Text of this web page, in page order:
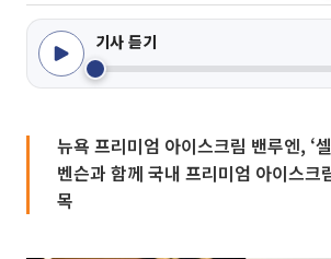
기사 듣기
뉴욕 프리미엄 아이스크림 밴루엔, ‘
벤슨과 함께 국내 프리미엄 아이스크
목